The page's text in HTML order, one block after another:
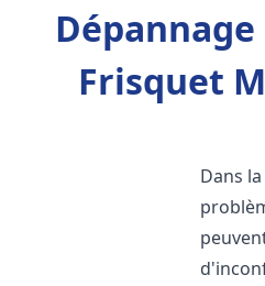
Frisquet
Dans